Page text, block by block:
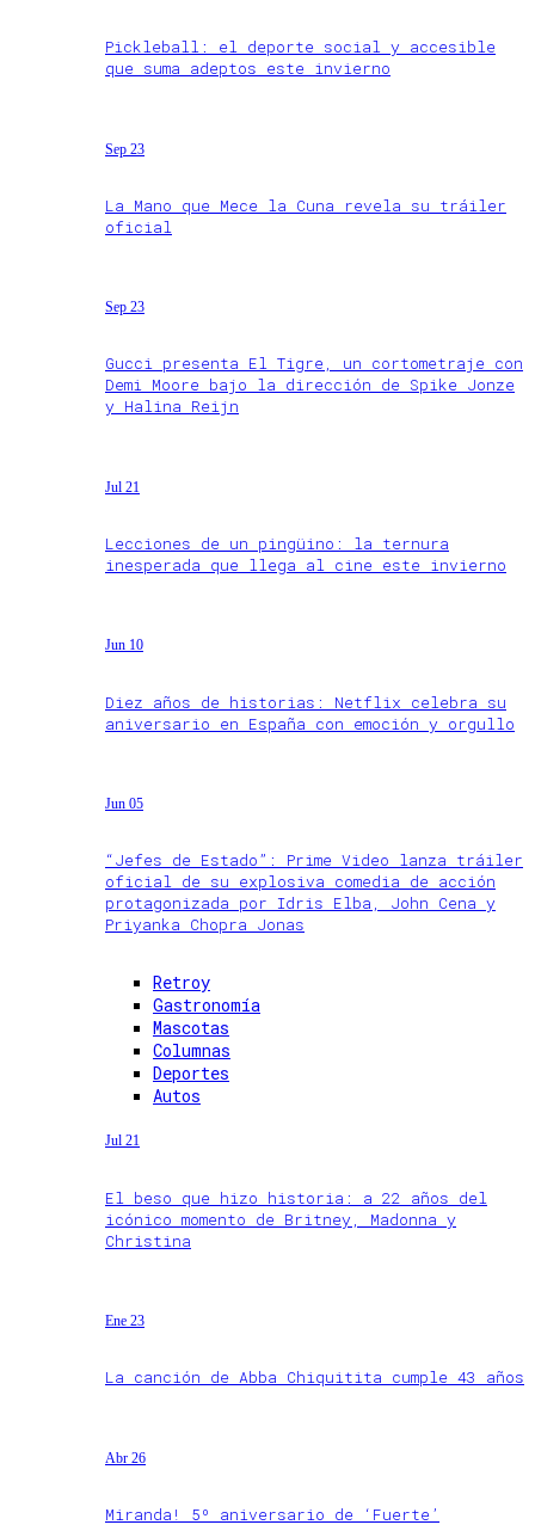
Pickleball: el deporte social y accesible
que suma adeptos este invierno
Sep 23
La Mano que Mece la Cuna revela su tráiler
oficial
Sep 23
Gucci presenta El Tigre, un cortometraje con
Demi Moore bajo la dirección de Spike Jonze
y Halina Reijn
Jul 21
Lecciones de un pingüino: la ternura
inesperada que llega al cine este invierno
Jun 10
Diez años de historias: Netflix celebra su
aniversario en España con emoción y orgullo
Jun 05
“Jefes de Estado”: Prime Video lanza tráiler
oficial de su explosiva comedia de acción
protagonizada por Idris Elba, John Cena y
Priyanka Chopra Jonas
Retroy
Gastronomía
Mascotas
Columnas
Deportes
Autos
Jul 21
El beso que hizo historia: a 22 años del
icónico momento de Britney, Madonna y
Christina
Ene 23
La canción de Abba Chiquitita cumple 43 años
Abr 26
Miranda! 5º aniversario de ‘Fuerte’